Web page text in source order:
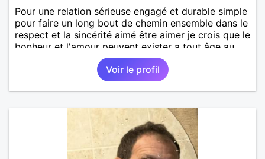
Pour une relation sérieuse engagé et durable simple
pour faire un long bout de chemin ensemble dans le
respect et la sincérité aimé être aimer je crois que le
bonheur et l'amour peuvent exister a tout âge au
Voir le profil